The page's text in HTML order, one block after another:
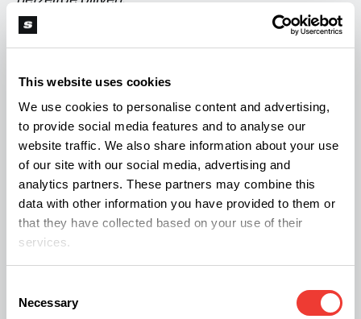
This website uses cookies
We use cookies to personalise content and advertising,
to provide social media features and to analyse our
website traffic. We also share information about your use
of our site with our social media, advertising and
analytics partners. These partners may combine this
data with other information you have provided to them or
that they have collected based on your use of their
services.
Selection
Necessary